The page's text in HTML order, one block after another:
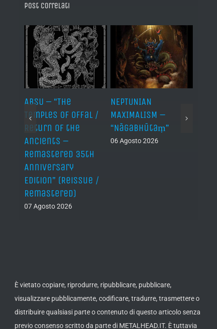
Post correlati
ABSU – “The
Temples of Offal /
Return of the
Ancients –
Remastered 35th
Anniversary
Edition” (Reissue /
Remastered)
07 Agosto 2026
NEPTUNIAN
MAXIMALISM –
“Nāgabhūtaṃ”
06 Agosto 2026
È vietato copiare, riprodurre, ripubblicare, pubblicare,
visualizzare pubblicamente, codificare, tradurre, trasmettere o
distribuire qualsiasi parte o contenuto di questo articolo senza
previo consenso scritto da parte di METALHEAD.IT. È tuttavia